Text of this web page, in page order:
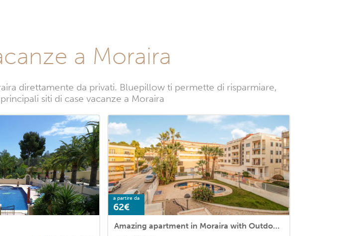
a Moraira
direttamente da privati. Bluepillow ti permette di risparmiare,
siti di case vacanze a Moraira
a partire da
62€
Amazing apartment in Moraira with Outdoor swimming pool, WiFi and 2 Bedrooms